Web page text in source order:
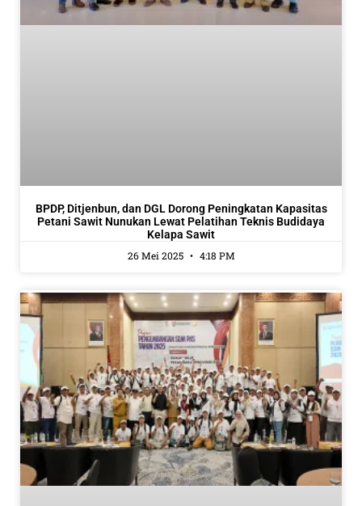
BPDP, Ditjenbun, dan DGL Dorong Peningkatan Kapasitas
Petani Sawit Nunukan Lewat Pelatihan Teknis Budidaya
Kelapa Sawit
26 Mei 2025
4:18 PM